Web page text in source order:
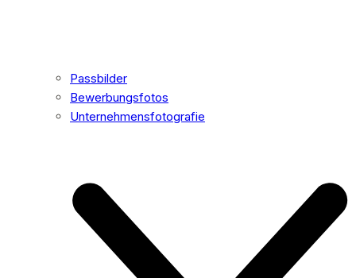
Passbilder
Bewerbungsfotos
Unternehmensfotografie